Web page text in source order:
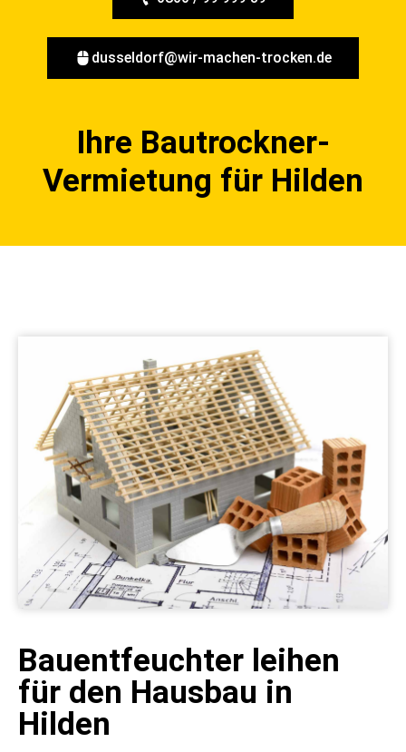
dusseldorf@wir-machen-trocken.de
Ihre Bautrockner-
Vermietung für Hilden
Bauentfeuchter leihen
für den Hausbau in
Hilden